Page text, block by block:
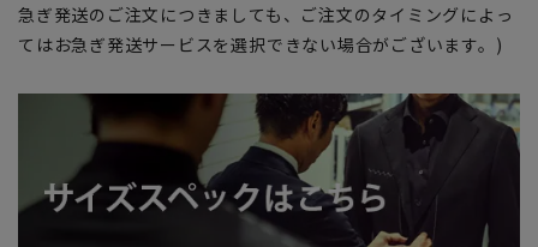
急ぎ発送のご注文につきましても、ご注文のタイミングによっ
てはお急ぎ発送サービスを選択できない場合がございます。)